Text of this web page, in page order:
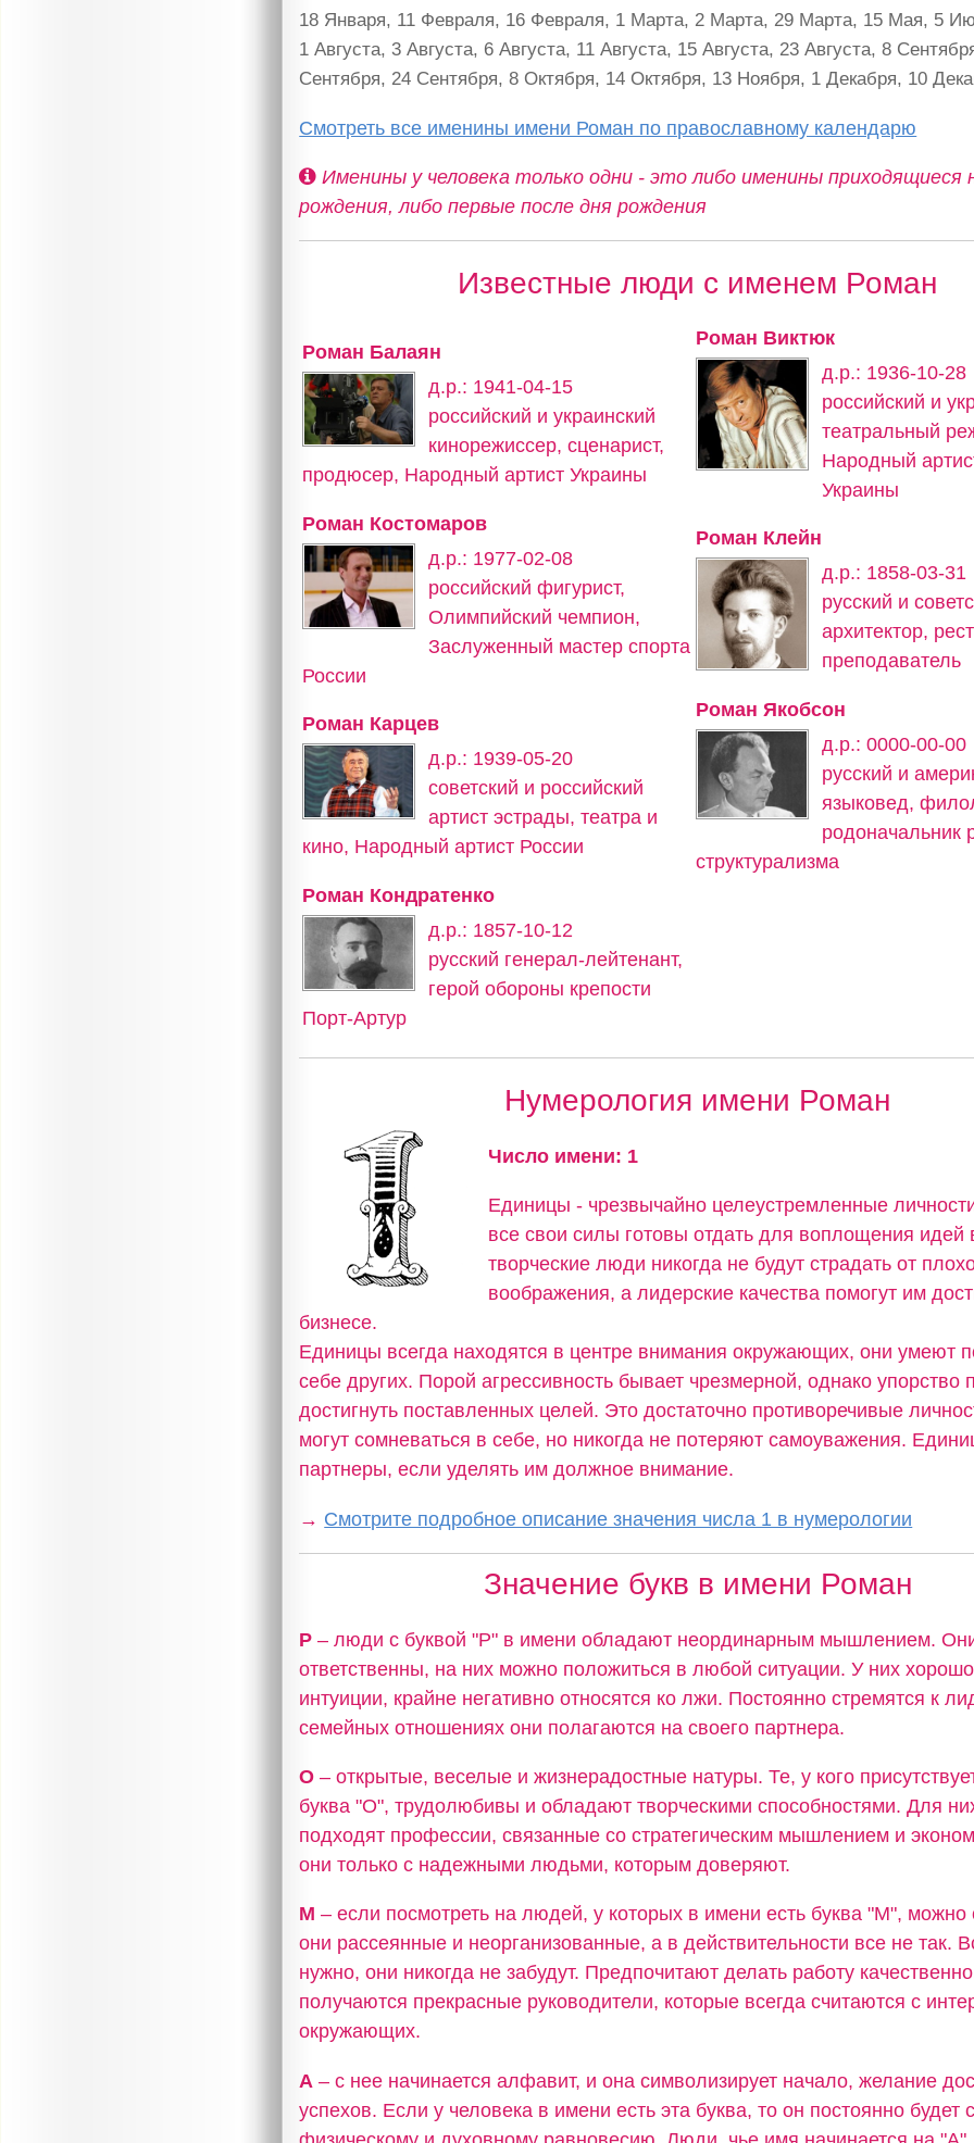
18 Января, 11 Февраля, 16 Февраля, 1 Марта, 2 Марта, 29 Марта, 15 Мая, 5
1 Августа, 3 Августа, 6 Августа, 11 Августа, 15 Августа, 23 Августа, 8
Сентября, 24 Сентября, 8 Октября, 14 Октября, 13 Ноября, 1 Декабря, 10
Смотреть все именины имени Роман по православному календарю
Именины у человека только одни - это либо именины приходящиеся
рождения, либо первые после дня рождения
Известные люди с именем Роман
Роман Балаян
д.р.: 1941-04-15
российский и украинский
кинорежиссер, сценарист,
продюсер, Народный артист Украины
Роман Виктюк
д.р.: 1936-10-28
российский и
театральный
Народный
Украины
Роман Костомаров
д.р.: 1977-02-08
российский фигурист,
Олимпийский чемпион,
Заслуженный мастер спорта
России
Роман Клейн
д.р.: 1858-03-31
русский и
архитектор,
преподаватель
Роман Карцев
д.р.: 1939-05-20
советский и российский
артист эстрады, театра и
кино, Народный артист России
Роман Якобсон
д.р.: 0000-00-00
русский и
языковед,
родоначальник
структурализма
Роман Кондратенко
д.р.: 1857-10-12
русский генерал-лейтенант,
герой обороны крепости
Порт-Артур
Нумерология имени Роман
Число имени: 1
Единицы - чрезвычайно целеустремленные
все свои силы готовы отдать для воплощения идей
творческие люди никогда не будут страдать от
воображения, а лидерские качества помогут им
бизнесе.
Единицы всегда находятся в центре внимания окружающих, они умеют
себе других. Порой агрессивность бывает чрезмерной, однако упорство
достигнуть поставленных целей. Это достаточно противоречивые
могут сомневаться в себе, но никогда не потеряют самоуважения.
партнеры, если уделять им должное внимание.
→ Смотрите подробное описание значения числа 1 в нумерологии
Значение букв в имени Роман
Р – люди с буквой "Р" в имени обладают неординарным мышлением.
ответственны, на них можно положиться в любой ситуации. У них
интуиции, крайне негативно относятся ко лжи. Постоянно стремятся к
семейных отношениях они полагаются на своего партнера.
О – открытые, веселые и жизнерадостные натуры. Те, у кого
буква "О", трудолюбивы и обладают творческими способностями. Для
подходят профессии, связанные со стратегическим мышлением и
они только с надежными людьми, которым доверяют.
М – если посмотреть на людей, у которых в имени есть буква "М", можно
они рассеянные и неорганизованные, а в действительности все не так.
нужно, они никогда не забудут. Предпочитают делать работу
получаются прекрасные руководители, которые всегда считаются с
окружающих.
А – с нее начинается алфавит, и она символизирует начало, желание
успехов. Если у человека в имени есть эта буква, то он постоянно будет